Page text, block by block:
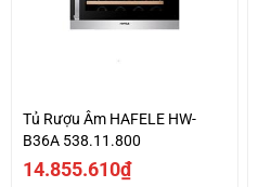
Tủ Rượu Âm HAFELE HW-
B36A 538.11.800
14.855.610₫